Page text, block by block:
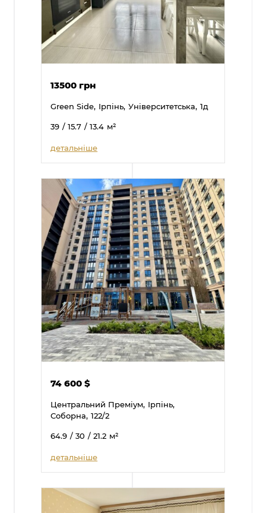
13500 грн
Green Side, Ірпінь, Університетська, 1д
39 / 15.7 / 13.4 м²
детальніше
74 600$
Центральний Преміум, Ірпінь,
Соборна, 122/2
64.9 / 30 / 21.2 м²
детальніше